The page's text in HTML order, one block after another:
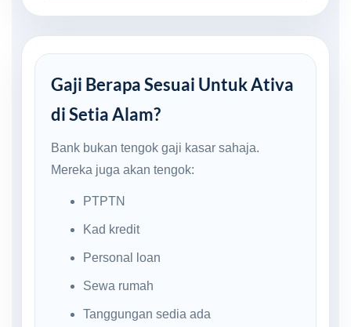
Gaji Berapa Sesuai Untuk Ativa
di Setia Alam?
Bank bukan tengok gaji kasar sahaja.
Mereka juga akan tengok:
PTPTN
Kad kredit
Personal loan
Sewa rumah
Tanggungan sedia ada